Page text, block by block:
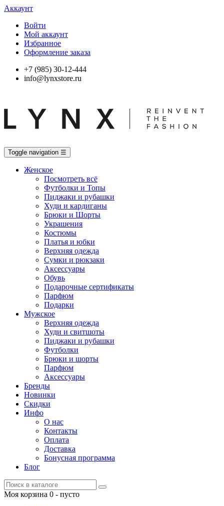
Аккаунт
Войти
Мой аккаунт
Избранное
Оформление заказа
+7 (985) 30-12-444
info@lynxstore.ru
Toggle navigation ☰
Женское
Посмотреть всё
Футболки и Топы
Пиджаки и рубашки
Худи и кардиганы
Брюки и Шорты
Украшения
Костюмы
Платья и юбки
Верхняя одежда
Сумки и рюкзаки
Аксессуары
Обувь
Подарочные сертификаты
Парфюм
Подарки
Мужское
Верхняя одежда
Худи и свитшоты
Пиджаки и рубашки
Футболки
Брюки и шорты
Парфюм
Аксессуары
Бренды
Новинки
Скидки
Инфо
О нас
Контакты
Оплата
Доставка
Бонусная программа
Блог
Моя корзина 0 - пусто